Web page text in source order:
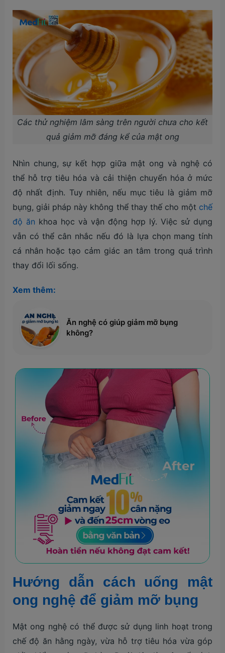
Các thử nghiệm lâm sàng trên người chưa cho kết
quả giảm mỡ đáng kể của mật ong
Nhìn chung, sự kết hợp giữa mật ong và nghệ có
thể hỗ trợ tiêu hóa và cải thiện chuyển hóa ở mức
độ nhất định. Tuy nhiên, nếu mục tiêu là giảm mỡ
bụng, giải pháp này không thể thay thế cho một chế
độ ăn khoa học và vận động hợp lý. Việc sử dụng
vẫn có thể cân nhắc nếu đó là lựa chọn mang tính
cá nhân hoặc tạo cảm giác an tâm trong quá trình
thay đổi lối sống.
Xem thêm:
Ăn nghệ có giúp giảm mỡ bụng
không?
Hướng dẫn cách uống mật
ong nghệ để giảm mỡ bụng
Mật ong nghệ có thể được sử dụng linh hoạt trong
chế độ ăn hằng ngày, vừa hỗ trợ tiêu hóa vừa góp